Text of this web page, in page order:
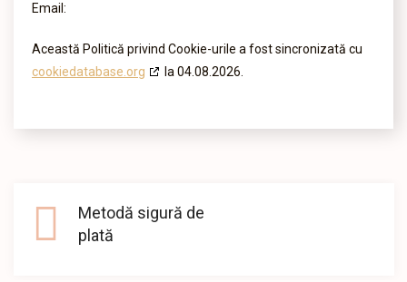
Email:
Această Politică privind Cookie-urile a fost sincronizată cu
cookiedatabase.org
la 04.08.2026.
Metodă sigură de
plată